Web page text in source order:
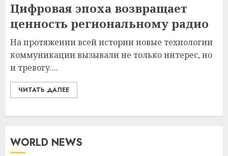
Цифровая эпоха возвращает
ценность региональному радио
На протяжении всей истории новые технологии
коммуникации вызывали не только интерес, но
и тревогу....
ЧИТАТЬ ДАЛЕЕ
WORLD NEWS